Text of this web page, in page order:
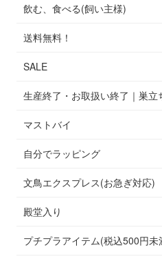
飲む、食べる(飼い主様)
送料無料！
SALE
生産終了・お取扱い終了｜巣立
マストバイ
自分でラッピング
文鳥エクスプレス(お急ぎ対応)
殿堂入り
プチプラアイテム(税込500円未